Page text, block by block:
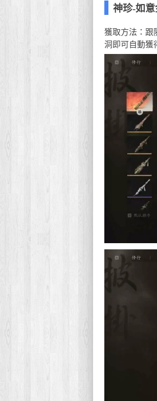
神珍-如
獲取方法：跟
洞即可自動獲